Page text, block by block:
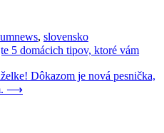
, slovensko
5 domácich tipov, ktoré vám
Dôkazom je nová pesnička,
⟶